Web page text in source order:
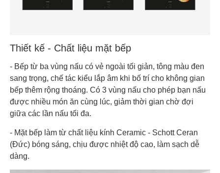
Thiết kế - Chất liệu mặt bếp
- Bếp từ ba vùng nấu có vẻ ngoài tối giản, tông màu đen
sang trọng, chế tác kiểu lắp âm khi bố trí cho không gian
bếp thêm rộng thoáng. Có 3 vùng nấu cho phép bạn nấu
được nhiều món ăn cùng lúc, giảm thời gian chờ đợi
giữa các lần nấu tối đa.
- Mặt bếp làm từ chất liệu kính Ceramic - Schott Ceran
(Đức) bóng sáng, chịu được nhiệt độ cao, làm sạch dễ
dàng.